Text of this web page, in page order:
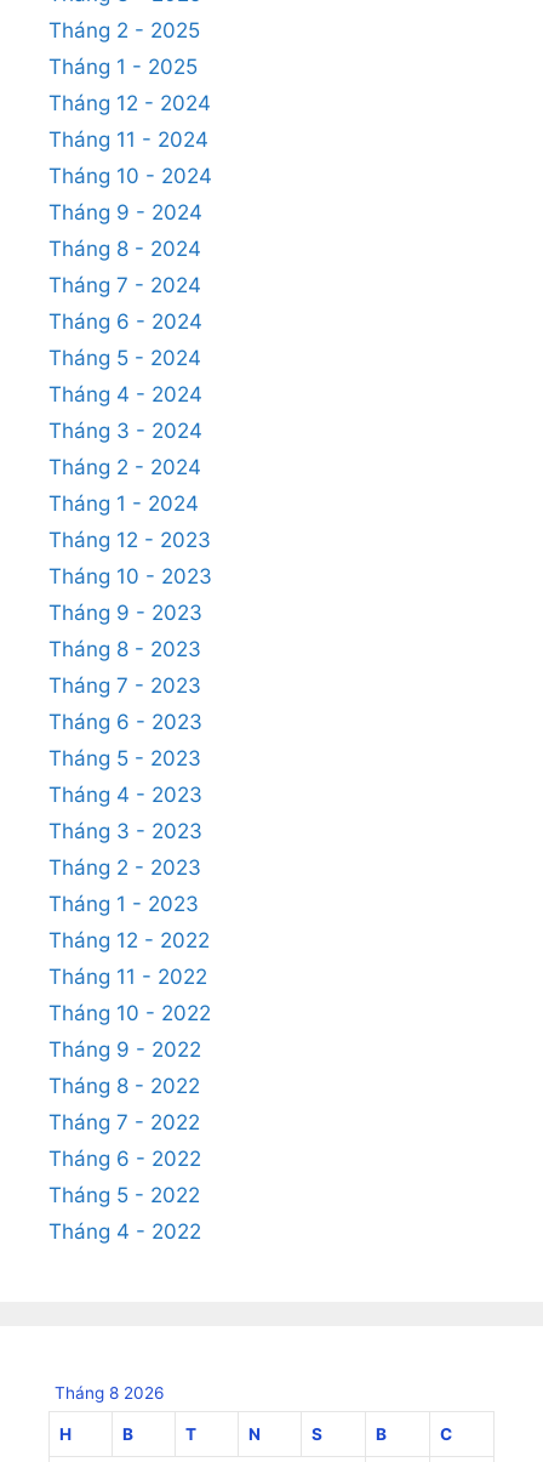
Tháng 2 - 2025
Tháng 1 - 2025
Tháng 12 - 2024
Tháng 11 - 2024
Tháng 10 - 2024
Tháng 9 - 2024
Tháng 8 - 2024
Tháng 7 - 2024
Tháng 6 - 2024
Tháng 5 - 2024
Tháng 4 - 2024
Tháng 3 - 2024
Tháng 2 - 2024
Tháng 1 - 2024
Tháng 12 - 2023
Tháng 10 - 2023
Tháng 9 - 2023
Tháng 8 - 2023
Tháng 7 - 2023
Tháng 6 - 2023
Tháng 5 - 2023
Tháng 4 - 2023
Tháng 3 - 2023
Tháng 2 - 2023
Tháng 1 - 2023
Tháng 12 - 2022
Tháng 11 - 2022
Tháng 10 - 2022
Tháng 9 - 2022
Tháng 8 - 2022
Tháng 7 - 2022
Tháng 6 - 2022
Tháng 5 - 2022
Tháng 4 - 2022
Tháng 8 2026
H B T N S B C